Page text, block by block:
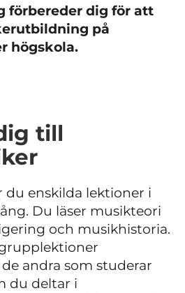
förbereder dig för att
på
högskola.
till
du enskilda lektioner i
Du läser musikteori
och musikhistoria.
andra som studerar
du deltar i